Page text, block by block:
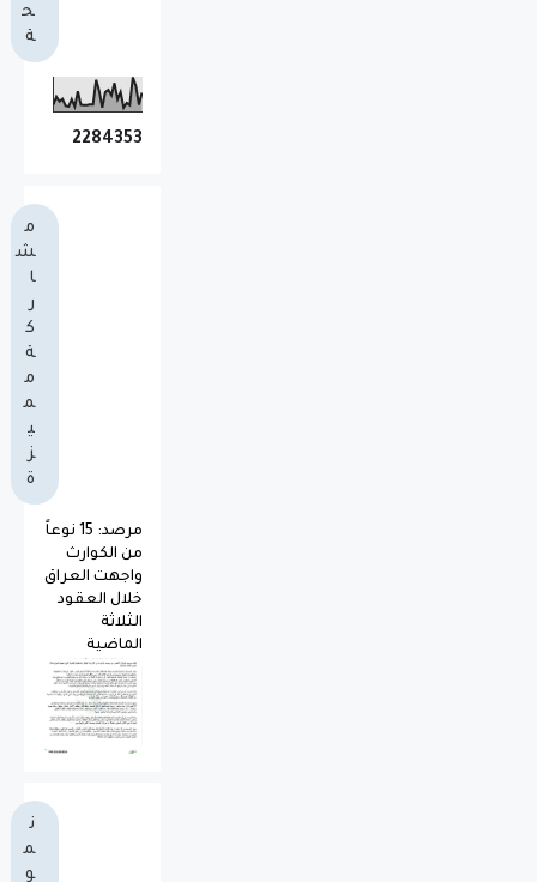
ح
ة
2284353
م
ش
ا
ر
ك
ة
م
م
ي
ز
ة
مرصد: 15 نوعاً
من الكوارث
واجهت العراق
خلال العقود
الثلاثة
الماضية
ن
م
و